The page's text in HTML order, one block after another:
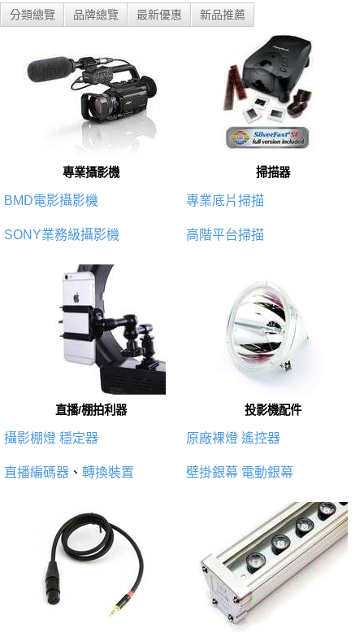
分類總覽 品牌總覽 最新優惠 新品推薦
專業攝影機
BMD電影攝影機
SONY業務級攝影機
掃描器
專業底片掃描
高階平台掃描
直播/棚拍利器
攝影棚燈 穩定器
直播編碼器 、 轉換裝置
投影機配件
原廠裸燈 遙控器
壁掛銀幕 電動銀幕